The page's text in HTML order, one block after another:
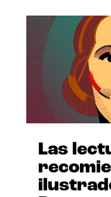
Las